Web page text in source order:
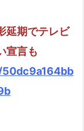
延期でテレビ
宣言も